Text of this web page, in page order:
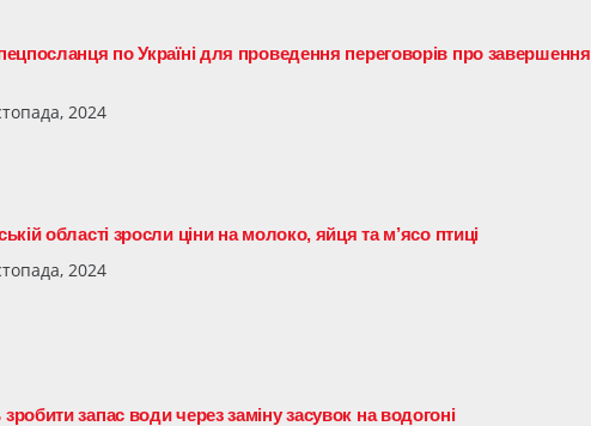
по Україні для проведення переговорів про завершення
2024
області зросли ціни на молоко, яйця та м’ясо птиці
2024
запас води через заміну засувок на водогоні